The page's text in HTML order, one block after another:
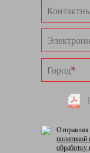
Город*
политикой
обработку